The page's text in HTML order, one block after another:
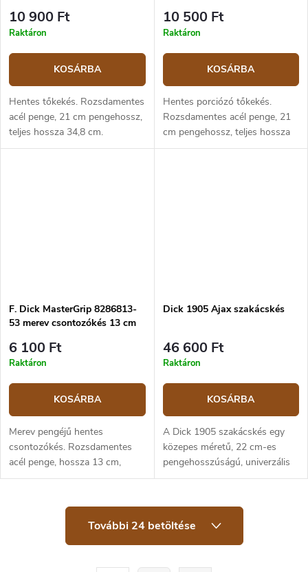
10 900 Ft
Raktáron
KOSÁRBA
Hentes tőkekés. Rozsdamentes
acél penge, 21 cm pengehossz,
teljes hossza 34,8 cm.
Ergonomikus, kék színű
10 500 Ft
Raktáron
KOSÁRBA
Hentes porciózó tőkekés.
Rozsdamentes acél penge, 21
cm pengehossz, teljes hossza
34,7 cm. Ergonomikus, sárga
F. Dick MasterGrip 8286813-
53 merev csontozókés 13 cm
6 100 Ft
Raktáron
KOSÁRBA
Merev pengéjű hentes
csontozókés. Rozsdamentes
acél penge, hossza 13 cm,
teljes hossz 26,46 cm.
műanyag markolat.
Dick 1905 Ajax szakácskés
46 600 Ft
Raktáron
KOSÁRBA
A Dick 1905 szakácskés egy
közepes méretű, 22 cm-es
pengehosszúságú, univerzális
konyhai felhasználású, zöldség-
késpenge X50CrMo15 erősen...
További 24 betöltése